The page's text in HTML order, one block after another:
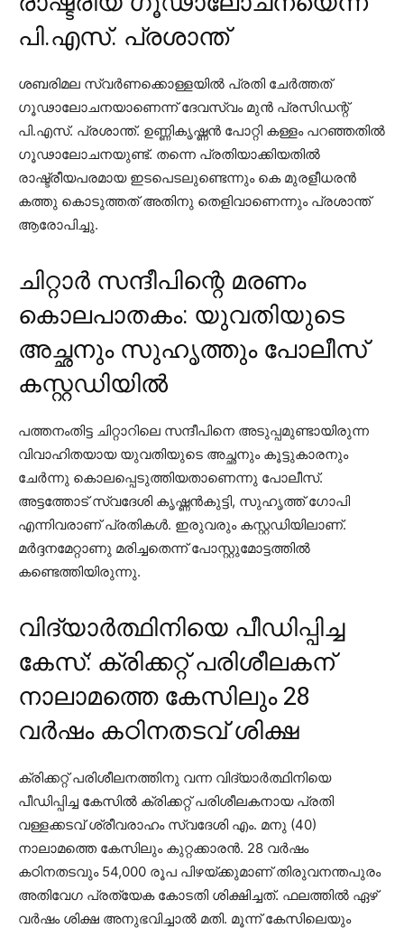
പി.എസ്. പ്രശാന്ത്
ശബരിമല സ്വര്‍ണക്കൊള്ളയില്‍ പ്രതി ചേര്‍ത്തത്
ഗൂഢാലോചനയാണെന്ന് ദേവസ്വം മുന്‍ പ്രസിഡന്റ്
പി.എസ്. പ്രശാന്ത്. ഉണ്ണികൃഷ്ണന്‍ പോറ്റി കള്ളം പറഞ്ഞതില്‍
ഗൂഢാലോചനയുണ്ട്. തന്നെ പ്രതിയാക്കിയതില്‍
രാഷ്ട്രീയപരമായ ഇടപെടലുണ്ടെന്നും കെ മുരളീധരന്‍
കത്തു കൊടുത്തത് അതിനു തെളിവാണെന്നും പ്രശാന്ത്
ആരോപിച്ചു.
ചിറ്റാര്‍ സന്ദീപിന്റെ മരണം
കൊലപാതകം: യുവതിയുടെ
അച്ഛനും സുഹൃത്തും പോലീസ്
കസ്റ്റഡിയില്‍
പത്തനംതിട്ട ചിറ്റാറിലെ സന്ദീപിനെ അടുപ്പമുണ്ടായിരുന്ന
വിവാഹിതയായ യുവതിയുടെ അച്ഛനും കൂട്ടുകാരനും
ചേര്‍ന്നു കൊലപ്പെടുത്തിയതാണെന്നു പോലീസ്.
അട്ടത്തോട് സ്വദേശി കൃഷ്ണന്‍കുട്ടി, സുഹൃത്ത് ഗോപി
എന്നിവരാണ് പ്രതികള്‍. ഇരുവരും കസ്റ്റഡിയിലാണ്.
മര്‍ദ്ദനമേറ്റാണു മരിച്ചതെന്ന് പോസ്റ്റുമോട്ടത്തില്‍
കണ്ടെത്തിയിരുന്നു.
വിദ്യാര്‍ത്ഥിനിയെ പീഡിപ്പിച്ച
കേസ്: ക്രിക്കറ്റ് പരിശീലകന്
നാലാമത്തെ കേസിലും 28
വര്‍ഷം കഠിനതടവ് ശിക്ഷ
ക്രിക്കറ്റ് പരിശീലനത്തിനു വന്ന വിദ്യാര്‍ത്ഥിനിയെ
പീഡിപ്പിച്ച കേസില്‍ ക്രിക്കറ്റ് പരിശീലകനായ പ്രതി
വള്ളക്കടവ് ശ്രീവരാഹം സ്വദേശി എം. മനു (40)
നാലാമത്തെ കേസിലും കുറ്റക്കാരന്‍. 28 വര്‍ഷം
കഠിനതടവും 54,000 രൂപ പിഴയ്ക്കുമാണ് തിരുവനന്തപുരം
അതിവേഗ പ്രത്യേക കോടതി ശിക്ഷിച്ചത്. ഫലത്തില്‍ ഏഴ്
വര്‍ഷം ശിക്ഷ അനുഭവിച്ചാല്‍ മതി. മൂന്ന് കേസിലെയും